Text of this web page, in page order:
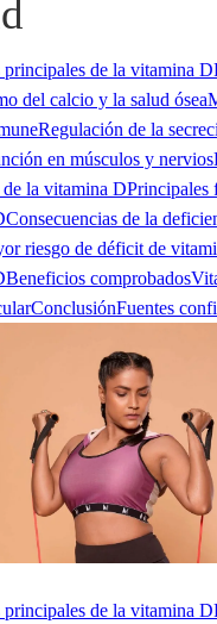
principales de la vitamina D
del calcio y la salud ósea
Regulación de la
en músculos y nervios
la vitamina DPrincipales
Consecuencias de la
riesgo de déficit de
Beneficios comprobados
ConclusiónFuentes
principales de la vitamina D